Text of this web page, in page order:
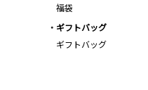
福袋
ギフトバッグ
ギフトバッグ